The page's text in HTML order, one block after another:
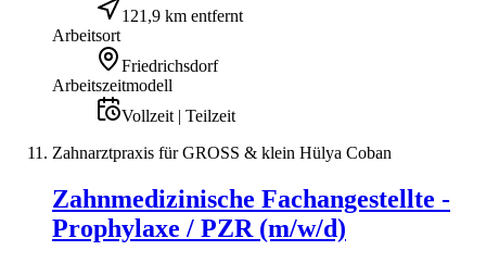
121,9 km entfernt
Arbeitsort
Friedrichsdorf
Arbeitszeitmodell
Vollzeit | Teilzeit
Zahnarztpraxis für GROSS & klein Hülya Coban
Zahnmedizinische Fachangestellte -
Prophylaxe / PZR (m/w/d)